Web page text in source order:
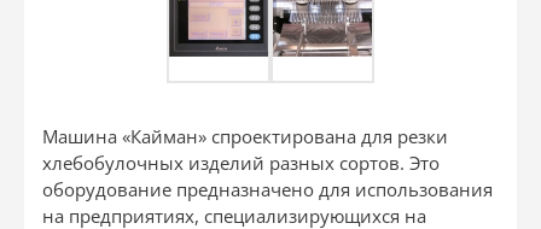
Машина «Кайман» спроектирована для резки
хлебобулочных изделий разных сортов. Это
оборудование предназначено для использования
на предприятиях, специализирующихся на